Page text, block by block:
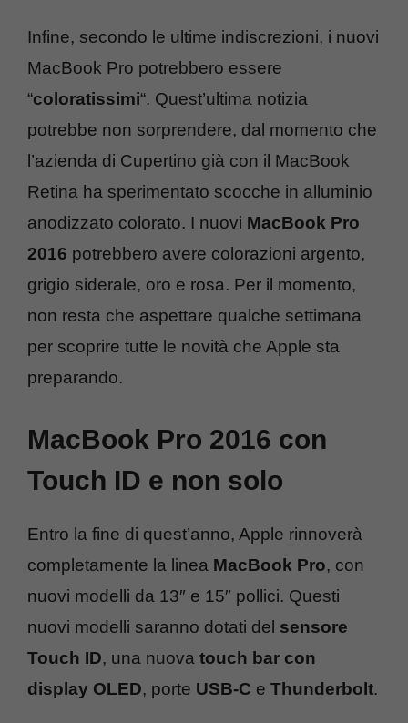
Infine, secondo le ultime indiscrezioni, i nuovi
MacBook Pro potrebbero essere
“coloratissimi“. Quest’ultima notizia
potrebbe non sorprendere, dal momento che
l’azienda di Cupertino già con il MacBook
Retina ha sperimentato scocche in alluminio
anodizzato colorato. I nuovi MacBook Pro
2016 potrebbero avere colorazioni argento,
grigio siderale, oro e rosa. Per il momento,
non resta che aspettare qualche settimana
per scoprire tutte le novità che Apple sta
preparando.
MacBook Pro 2016 con
Touch ID e non solo
Entro la fine di quest’anno, Apple rinnoverà
completamente la linea MacBook Pro, con
nuovi modelli da 13″ e 15″ pollici. Questi
nuovi modelli saranno dotati del sensore
Touch ID, una nuova touch bar con
display OLED, porte USB-C e Thunderbolt.